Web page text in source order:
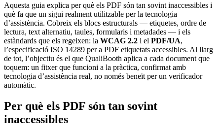
Aquesta guia explica per què els PDF són tan sovint inaccessibles i
què fa que un sigui realment utilitzable per la tecnologia
d’assistència. Cobreix els blocs estructurals — etiquetes, ordre de
lectura, text alternatiu, taules, formularis i metadades — i els
estàndards que els regeixen: la WCAG 2.2 i el PDF/UA,
l’especificació ISO 14289 per a PDF etiquetats accessibles. Al llarg
de tot, l’objectiu és el que QualiBooth aplica a cada document que
toquem: un fitxer que funcioni a la pràctica, confirmat amb
tecnologia d’assistència real, no només beneït per un verificador
automàtic.
Per què els PDF són tan sovint
inaccessibles